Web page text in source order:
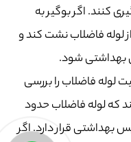
کنند. اگر بوگیر به
فاضلاب نشت کند و
بهداشتی شود.
فاضلاب را بررسی
که لوله فاضلاب حدود
بهداشتی قرار دارد. اگر